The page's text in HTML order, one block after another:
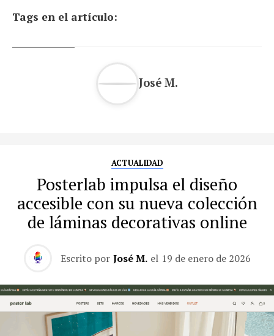
Tags en el artículo:
José M.
ACTUALIDAD
Posterlab impulsa el diseño
accesible con su nueva colección
de láminas decorativas online
Escrito por José M. el 19 de enero de 2026